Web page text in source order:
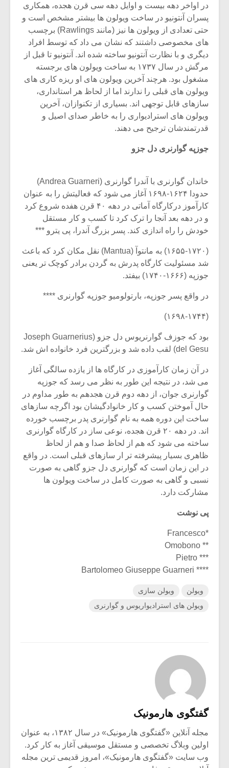
در اواخر دهه بیست و اوایل دهه سی قرن هجده، همکاری
پسران آنتونیو در ساخت ویولون ها بیشتر مشخص است و
حتی تعدادی از ویولون ها نیز (مانند Rawlings) برچسب
های مخصوصی داشتند که نشان می داد که توسط افراد
دیگری و با نظارت آنتونیو ساخته شده اند. آنتونیو تا قبل از
مرگش در سال ۱۷۳۷ به ساخت ویولون های برجسته
مشغول بود. هرچند آخرین ویولون های او ریزه کاری های
ویولون های قبلی را ندارند اما از لحاظ هر استانداری،
سازهای قابل توجهی اند. بسیاری از تکنوازان، آخرین
ویولون های استرادیواری را به خاطر صدای اصیل و
قدرتمندشان ترجیح می دهند.
جوزپه گوارنری دل جزو
خاندان گوارنری با آندرا گوارنری (Andrea Guarneri)
حدودا ۱۶۲۴-۱۶۹۸ آغاز می شود که فعالیتش را به عنوان
کارآموز درکارگاه آماتی در دهه ۴۰ قرن هفده شروع کرد
و در دهه بعد آنجا را ترک کرد تا کسب و کار مستقل
خودش را راه اندازی کند. پسر بزرگ آندرا، پی یترو ***
(۱۶۵۵-۱۷۲۰) به مانتوآ (Mantua) نقل مکان کرد که باعث
شد مسئولیت کارگاه پدرش به گردن برادر کوچک تر یعنی
جوزپه (۱۶۶۶-۱۷۴۰) بیفتد.
در واقع پسر جوزپه، بارتولومیو جوزپه گوارنری ****
(۱۶۹۸-۱۷۴۴)
بود که جوزف گوارنریوس دل جزو (Joseph Guarnerius
del Gesu) لقب داده شد و بزرگترین فرد خانواده اش شد.
در آن زمان کارآموزی در کارگاه ها از یازده سالگی آغاز
می شد، در نتیجه این طور به نظر می رسد که جوزپه
گوارنری جوان، از دهه دوم قرن هجدهم به طور مداوم در
حال آموختن کسب و کار خانوادگیشان بود اگرچه سازهای
ساخت این دوره همه به نام گوارنری پدر برچسب خورده
اند. در دهه ۲۰ قرن هجده، نوعی ساز در کارگاه گوارنری
ساخته می شود که هم از لحاظ صدا و هم از لحاظ
ظاهری بسیار پیشرفته تر ار سازهای قبلی است. در واقع
در این زمان است که گوارنری دل جزو گاهی به صورت
نسبی و گاهی به صورت کامل در ساخت ویولون ها
مشارکت دارد.
پی نوشت
*Francesco
** Omobono
*** Pietro
**** Bartolomeo Giuseppe Guarneri
ویولن
ویولن سازی
ویولن های استرادیواریوس و گوارنری
گفتگوی هارمونیک
مجله آنلاین «گفتگوی هارمونیک» در سال ۱۳۸۲، به عنوان
اولین وبلاگ تخصصی و مستقل موسیقی آغاز به کار کرد.
وب سایت «گفتگوی هارمونیک»، امروز قدیمی ترین مجله
میکلوش روژا
یادداشتی بر موسیقی
متن فیلم «متری
شیش و نیم»
اگر نمی توانی
مشهورترین باشی،
بدنام ترین باش
موریس ژار
دوره
موسیقی